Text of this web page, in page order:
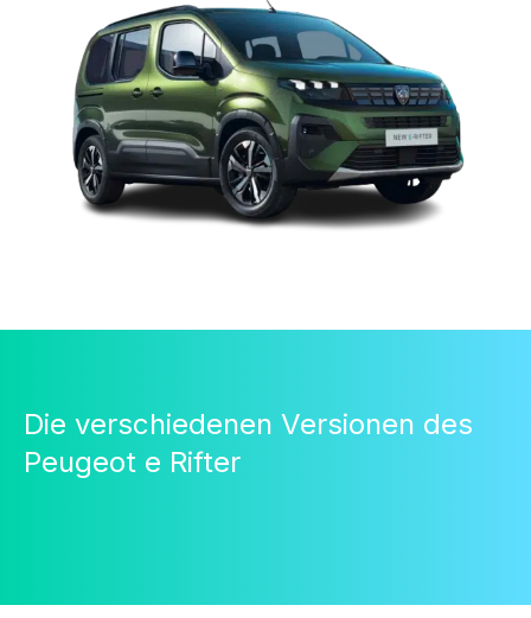
Die verschiedenen Versionen des
Peugeot e Rifter